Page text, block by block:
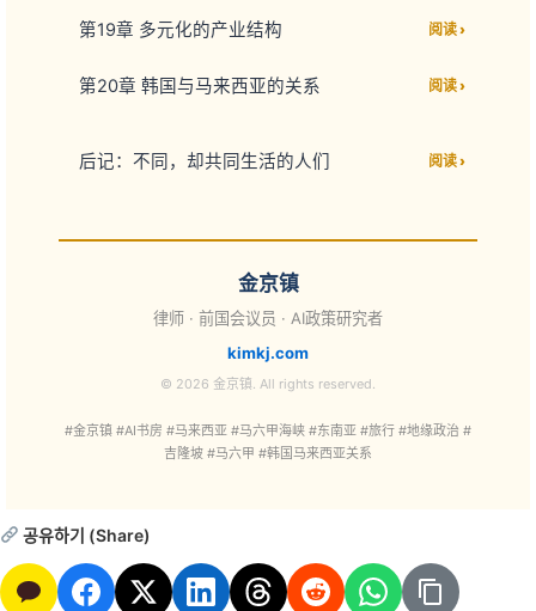
第19章 多元化的产业结构 阅读 ›
第20章 韩国与马来西亚的关系 阅读 ›
后记：不同，却共同生活的人们 阅读 ›
金京镇
律师 · 前国会议员 · AI政策研究者
kimkj.com
© 2026 金京镇. All rights reserved.
#金京镇 #AI书房 #马来西亚 #马六甲海峡 #东南亚 #旅行 #地缘政治 #
吉隆坡 #马六甲 #韩国马来西亚关系
공유하기 (Share)